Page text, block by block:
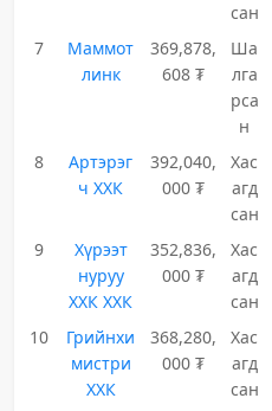
сан
7
Маммот
линк
369,878,
608 ₮
Ша
лга
рса
н
8
Артэрэг
ч ХХК
392,040,
000 ₮
Хас
агд
сан
9
Хүрээт
нуруу
ХХК ХХК
352,836,
000 ₮
Хас
агд
сан
10
Грийнхи
мистри
ХХК
368,280,
000 ₮
Хас
агд
сан